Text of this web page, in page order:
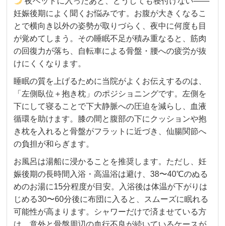
妊娠後期によく聞くお悩みです。お腹が大きくなるこ
とで横向き以外の姿勢が取りづらく、夜中に何度も目
が覚めてしまう。その睡眠不足が積み重なると、筋肉
の回復力が落ち、自転車による骨盤・腰への疲労が抜
けにくくなります。
睡眠の質を上げるために当院がよくお伝えするのは、
「左側臥位＋抱き枕」のポジショニングです。左側を
下にして寝ることで下大静脈への圧迫を減らし、血液
循環を助けます。膝の間と腹部の下にクッションや抱
き枕を入れると骨盤がフラットに近づき、仙腸関節へ
の負担が和らぎます。
お風呂は湯船に浸かることを推奨します。ただし、妊
娠後期の長時間入浴・高温浴は避け、38〜40℃のぬる
めのお湯に15分程度が目安。入浴後は体温が下がりは
じめる30〜60分後に布団に入ると、スムーズに眠れる
可能性が高まります。シャワーだけで済ませている方